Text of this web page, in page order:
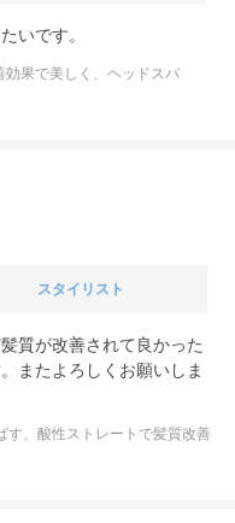
いです。
効果で美しく、ヘッドスパ
スタイリスト
質が改善されて良かった
またよろしくお願いしま
す、酸性ストレートで髪質改善